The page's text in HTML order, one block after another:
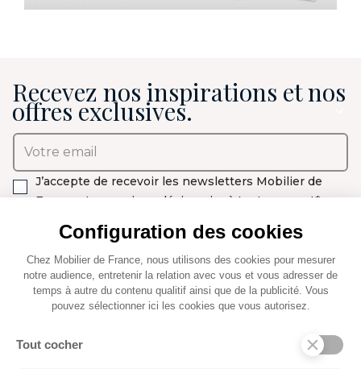
Configuration des cookies
Chez Mobilier de France, nous utilisons des cookies pour mesurer
notre audience, entretenir la relation avec vous et vous adresser de
temps à autre du contenu qualitif ainsi que de la publicité. Vous
pouvez sélectionner ici les cookies que vous autorisez.
Tout cocher
Recevez nos inspirations et nos
offres exclusives.
J’accepte de recevoir les newsletters Mobilier de
France et pourrai me désinscrire à tout moment*.
* Vous pouvez retirer votre consentement à tout moment via un lien prévu à
cet effet dans chaque message. Pour en savoir plus sur le traitement de vos
données personnelles et droits, consultez notre
politique de confidentialité